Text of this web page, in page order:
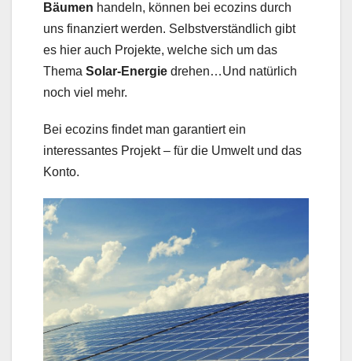
Bäumen handeln, können bei ecozins durch
uns finanziert werden. Selbstverständlich gibt
es hier auch Projekte, welche sich um das
Thema Solar-Energie drehen…Und natürlich
noch viel mehr.
Bei ecozins findet man garantiert ein
interessantes Projekt – für die Umwelt und das
Konto.